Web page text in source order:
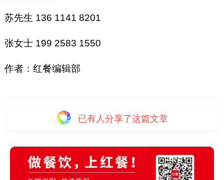
苏先生 136 1141 8201
张女士 199 2583 1550
作者：红餐编辑部
已有 人分享了这篇文章